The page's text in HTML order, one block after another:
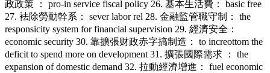
政政策 ： pro-in service fiscal policy 26. 基本生活費： basic free
27. 袪除勞動幹系： sever labor rel 28. 金融監管職守制： the
responsicity system for financial supervision 29. 經濟安全：
economic security 30. 靠擴張财政赤字搞制造： to increottom the
deficit to spend more on development 31. 擴張國際需求 ： the
expansion of domestic demand 32. 拉動經濟增進： fuel economic